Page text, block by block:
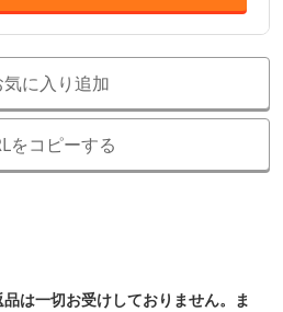
気に入り追加
をコピーする
は一切お受けしておりません。ま